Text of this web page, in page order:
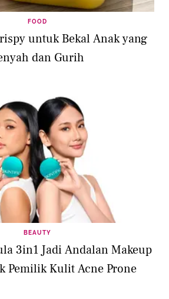
FOOD
untuk Bekal Anak yang
dan Gurih
BEAUTY
3in1 Jadi Andalan Makeup
Pemilik Kulit Acne Prone